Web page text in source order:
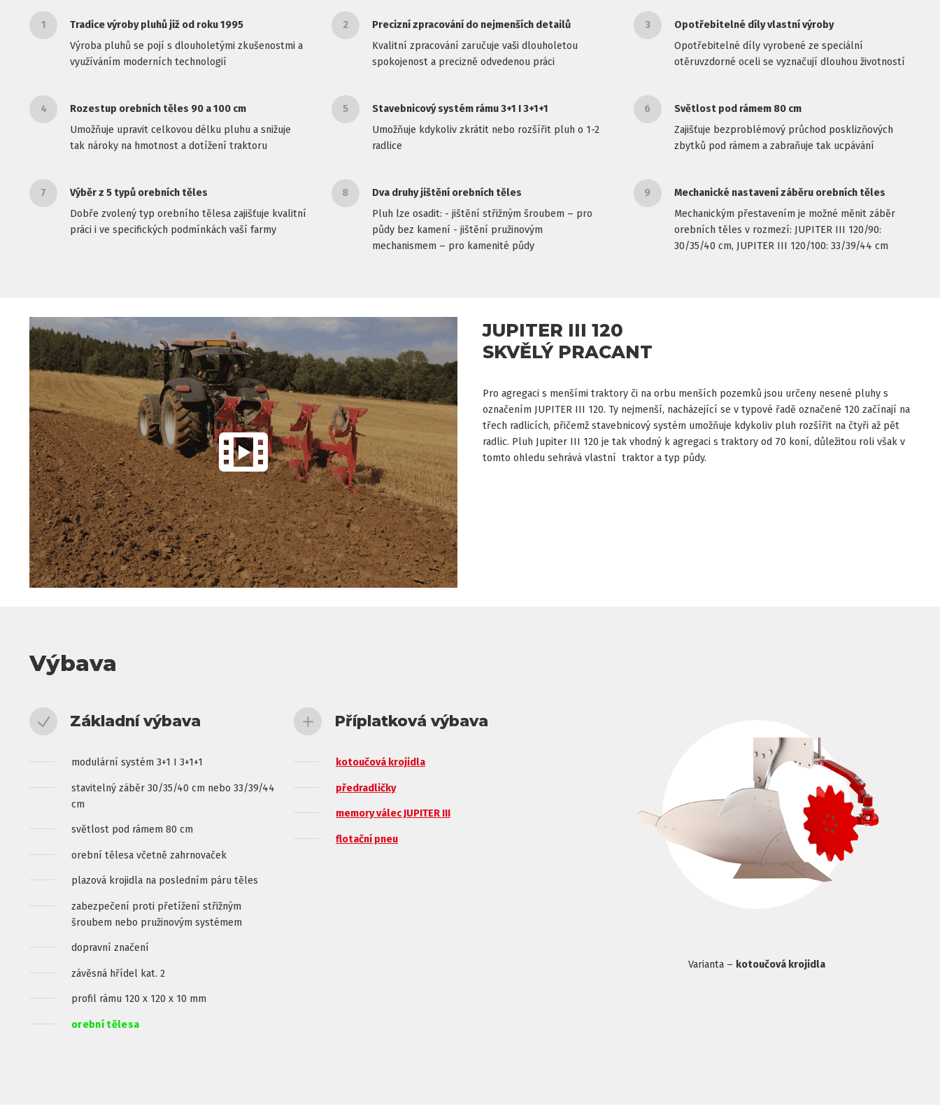
1
Tradice výroby pluhů již od roku 1995
Výroba pluhů se pojí s dlouholetými zkušenostmi a
využíváním moderních technologií
2
Precizní zpracování do nejmenších detailů
Kvalitní zpracování zaručuje vaši dlouholetou
spokojenost a precizně odvedenou práci
3
Opotřebitelné díly vlastní výroby
Opotřebitelné díly vyrobené ze speciální
otěruvzdorné oceli se vyznačují dlouhou životností
4
Rozestup orebních těles 90 a 100 cm
Umožňuje upravit celkovou délku pluhu a snižuje
tak nároky na hmotnost a dotížení traktoru
5
Stavebnicový systém rámu 3+1 I 3+1+1
Umožňuje kdykoliv zkrátit nebo rozšířit pluh o 1-2
radlice
6
Světlost pod rámem 80 cm
Zajišťuje bezproblémový průchod posklizňových
zbytků pod rámem a zabraňuje tak ucpávání
7
Výběr z 5 typů orebních těles
Dobře zvolený typ orebního tělesa zajišťuje kvalitní
práci i ve specifických podmínkách vaší farmy
8
Dva druhy jištění orebních těles
Pluh lze osadit: - jištění střižným šroubem – pro
půdy bez kamení - jištění pružinovým
mechanismem – pro kamenité půdy
9
Mechanické nastavení záběru orebních těles
Mechanickým přestavením je možné měnit záběr
orebních těles v rozmezí: JUPITER III 120/90:
30/35/40 cm, JUPITER III 120/100: 33/39/44 cm
JUPITER III 120
SKVĚLÝ PRACANT
Pro agregaci s menšími traktory či na orbu menších pozemků jsou určeny nesené pluhy s
označením JUPITER III 120. Ty nejmenší, nacházející se v typové řadě označené 120 začínají na
třech radlicích, přičemž stavebnicový systém umožňuje kdykoliv pluh rozšířit na čtyři až pět
radlic. Pluh Jupiter III 120 je tak vhodný k agregaci s traktory od 70 koní, důležitou roli však v
tomto ohledu sehrává vlastní traktor a typ půdy.
Výbava
Základní výbava
modulární systém 3+1 I 3+1+1
stavitelný záběr 30/35/40 cm nebo 33/39/44
cm
světlost pod rámem 80 cm
orební tělesa včetně zahrnovaček
plazová krojidla na posledním páru těles
zabezpečení proti přetížení střižným
šroubem nebo pružinovým systémem
dopravní značení
závěsná hřídel kat. 2
profil rámu 120 x 120 x 10 mm
orební tělesa
Příplatková výbava
kotoučová krojidla
předradličky
memory válec JUPITER III
flotační pneu
Varianta – kotoučová krojidla